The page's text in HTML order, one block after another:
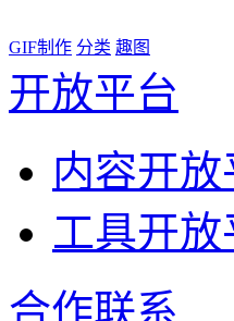
GIF制作 分类 趣图
开放平台
内容开放
工具开放
合作联系